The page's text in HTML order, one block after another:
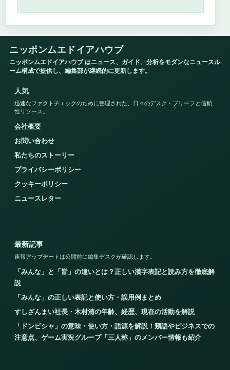
ニッポンムエドイアハウブ
ニッポンムエドイアハウブ はニュース、ガイド、分析をモダンなニュースル
ーム構成で提供し、編集部が継続的に更新します。
人気
迅速なファクトチェックのために整理された、日々のデスク・ブリーフと信頼
性リソース。
会社概要
お問い合わせ
私たちのストーリー
プライバシーポリシー
クッキーポリシー
ニュースレター
最新記事
速報アップデートは公開前に編集デスクが確認します。
「みんな」と「皆」の違いとは？正しい漢字表記と読み方を徹底解
説
「みんな」の正しい表記と使い方・誤用例まとめ
すしざんまい社長・木村清の年齢、経歴、現在の活動を解説
「ドンピシャ」の意味・使い方・語源を解説！類語やビジネスでの
注意点、ゲーム実況グループ「三人称」のメンバー情報も紹介